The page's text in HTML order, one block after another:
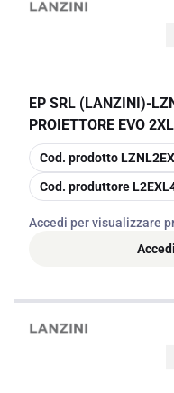
EP SRL (LANZINI)-
PROIETTORE EVO
copia
Cod. prodotto
copia
Cod. produttore
Accedi per visualizzare
Accedi